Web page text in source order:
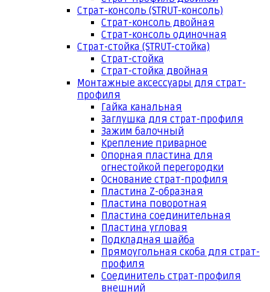
Страт-консоль (STRUT-консоль)
Страт-консоль двойная
Страт-консоль одиночная
Страт-стойка (STRUT-стойка)
Страт-стойка
Страт-стойка двойная
Монтажные аксессуары для страт-
профиля
Гайка канальная
Заглушка для страт-профиля
Зажим балочный
Крепление приварное
Опорная пластина для
огнестойкой перегородки
Основание страт-профиля
Пластина Z-образная
Пластина поворотная
Пластина соединительная
Пластина угловая
Подкладная шайба
Прямоугольная скоба для страт-
профиля
Соединитель страт-профиля
внешний